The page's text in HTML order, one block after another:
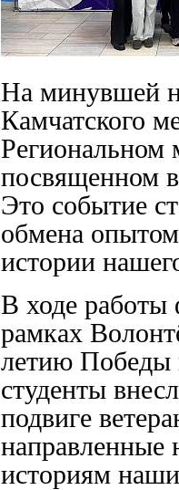
На минувшей
Камчатского
Региональном
посвященном
Это событие
обмена
истории
В ходе работы
рамках
летию Победы
студенты
подвиге
направленные
историям